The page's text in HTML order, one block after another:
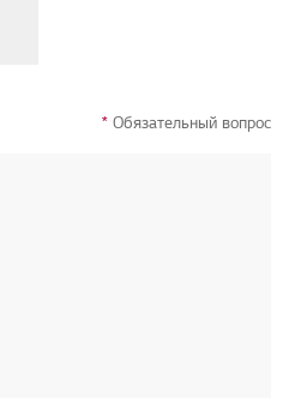
* Обязательный вопрос